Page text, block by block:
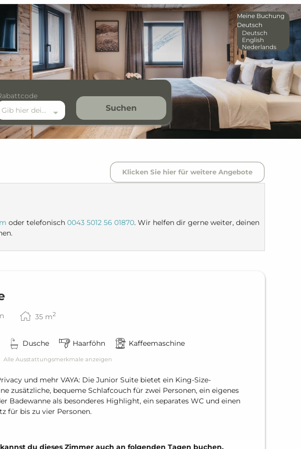
Gib hier deinen Rabattcode ein Suchen
Meine Buchung
Deutsch
Deutsch
English
Nederlands
Klicken Sie hier für weitere Angebote
oder telefonisch 0043 5012 56 01870. Wir helfen dir gerne weiter, deinen
35 m2
Dusche Haarföhn
Kaffeemaschine
Alle Ausstattungsmerkmale anzeigen
und mehr VAYA: Die Junior Suite bietet ein King-Size-
zusätzliche, bequeme Schlafcouch für zwei Personen, ein eigenes
Badewanne als besonderes Highlight, ein separates WC und einen
für bis zu vier Personen.
du dieses Zimmer auch an folgenden Tagen buchen.